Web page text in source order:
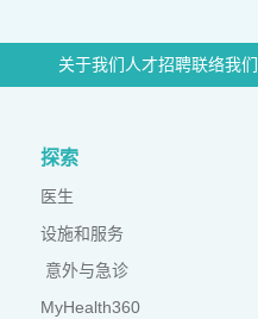
关于我们人才招聘联络我们
探索
医生
设施和服务
意外与急诊
MyHealth360